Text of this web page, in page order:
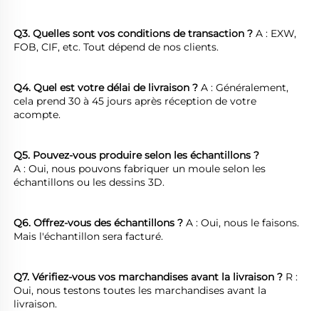
Q3. Quelles sont vos conditions de transaction ? A : EXW,
FOB, CIF, etc. Tout dépend de nos clients.
Q4. Quel est votre délai de livraison ? A : Généralement,
cela prend 30 à 45 jours après réception de votre
acompte.
Q5. Pouvez-vous produire selon les échantillons ?
A : Oui, nous pouvons fabriquer un moule selon les
échantillons ou les dessins 3D.
Q6. Offrez-vous des échantillons ? A : Oui, nous le faisons.
Mais l'échantillon sera facturé.
Q7. Vérifiez-vous vos marchandises avant la livraison ? R :
Oui, nous testons toutes les marchandises avant la
livraison.